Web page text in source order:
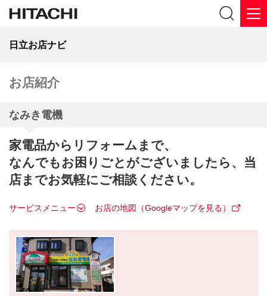
日立お店ナビ
お店紹介
なみき電機
家電品からリフォームまで、
なんでもお困りごとがございましたら、当
店までお気軽にご相談ください。
サービスメニュー お店の地図（Googleマップを見る）